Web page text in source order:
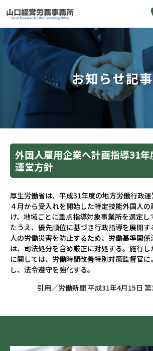
お知らせ記事
外国人雇用企業へ計画指導――31
運営方針
厚生労働省は、平成31年度の地方労働行政運
４月から受入れを開始した特定技能外国人
け、地域ごとに重点指導対象事業所を選定
たうえ、優先順位に基づき行政指導を展開
人の労働災害を防止するため、労働基準関
は、司法処分を含め厳正に対処する。施行
に関しては、労働時間改善特別対策監督官
し、法令遵守を強化する。
引用／労働新聞 平成31年4月15日